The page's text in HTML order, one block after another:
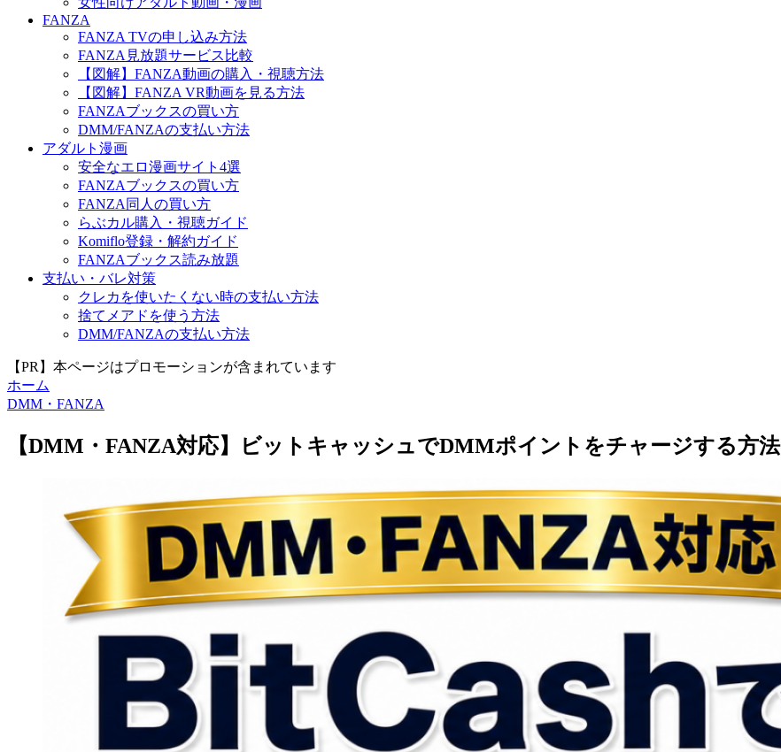
FANZA
FANZA TVの申し込み方法
FANZA見放題サービス比較
【図解】FANZA動画の購入・視聴方法
【図解】FANZA VR動画を見る方法
FANZAブックスの買い方
DMM/FANZAの支払い方法
アダルト漫画
安全なエロ漫画サイト4選
FANZAブックスの買い方
FANZA同人の買い方
らぶカル購入・視聴ガイド
Komiflo登録・解約ガイド
FANZAブックス読み放題
支払い・バレ対策
クレカを使いたくない時の支払い方法
捨てメアドを使う方法
DMM/FANZAの支払い方法
【PR】本ページはプロモーションが含まれています
ホーム
DMM・FANZA
【DMM・FANZA対応】ビットキャッシュでDMMポイントをチャージする方法